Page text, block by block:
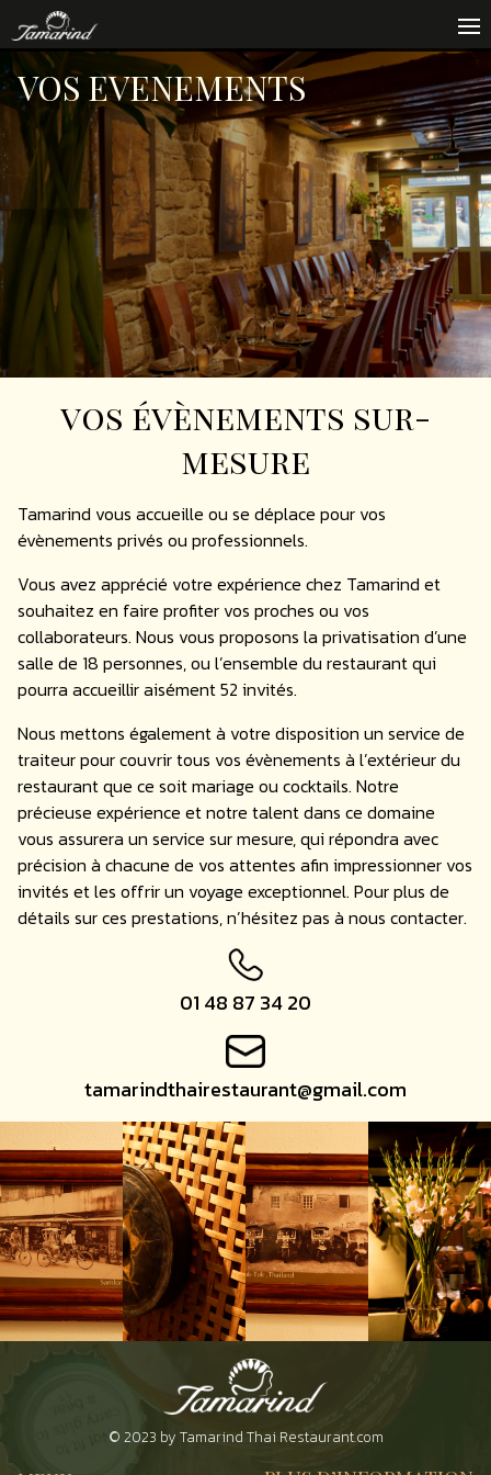
VOS EVENEMENTS
vos évènements sur-
mesure
Tamarind vous accueille ou se déplace pour vos
évènements privés ou professionnels.
Vous avez apprécié votre expérience chez Tamarind et
souhaitez en faire profiter vos proches ou vos
collaborateurs. Nous vous proposons la privatisation d’une
salle de 18 personnes, ou l’ensemble du restaurant qui
pourra accueillir aisément 52 invités.
Nous mettons également à votre disposition un service de
traiteur pour couvrir tous vos évènements à l’extérieur du
restaurant que ce soit mariage ou cocktails. Notre
précieuse expérience et notre talent dans ce domaine
vous assurera un service sur mesure, qui répondra avec
précision à chacune de vos attentes afin impressionner vos
invités et les offrir un voyage exceptionnel. Pour plus de
détails sur ces prestations, n’hésitez pas à nous contacter.
01 48 87 34 20
tamarindthairestaurant@gmail.com
© 2023 by Tamarind Thai Restaurant.com